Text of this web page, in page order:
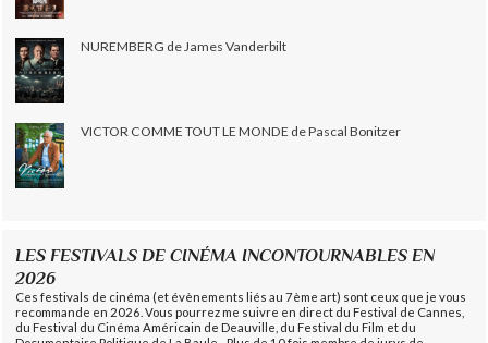
NUREMBERG de James Vanderbilt
VICTOR COMME TOUT LE MONDE de Pascal Bonitzer
LES FESTIVALS DE CINÉMA INCONTOURNABLES EN
2026
Ces festivals de cinéma (et évènements liés au 7ème art) sont ceux que je vous
recommande en 2026. Vous pourrez me suivre en direct du Festival de Cannes,
du Festival du Cinéma Américain de Deauville, du Festival du Film et du